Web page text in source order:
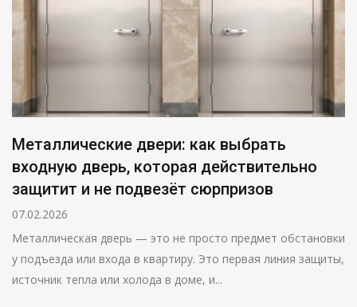
Металлические двери: как выбрать
входную дверь, которая действительно
защитит и не подвезёт сюрпризов
07.02.2026
Металлическая дверь — это не просто предмет обстановки
у подъезда или входа в квартиру. Это первая линия защиты,
источник тепла или холода в доме, и...